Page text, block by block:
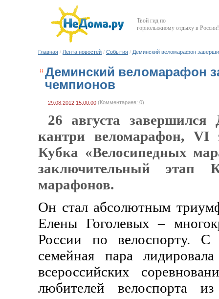
Твой гид по
горнолыжному отдыху в России!
Главная / Лента новостей / События / Деминский веломарафон
Деминский веломарафон
чемпионов
29.08.2012 15:00:00 (Комментариев: 0)
26 августа завершился
кантри веломарафон, VI
Кубка «Велосипедных
заключительный этап
марафонов.
Он стал абсолютным
Елены Гоголевых –
России по велоспорту.
семейная пара
всероссийских
любителей велоспорта